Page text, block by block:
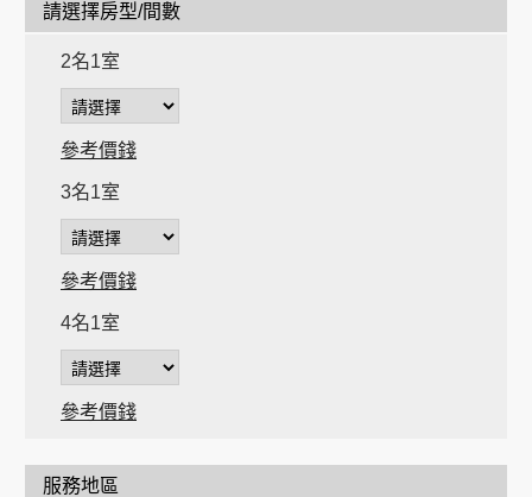
請選擇房型/間數
2名1室
參考價錢
3名1室
參考價錢
4名1室
參考價錢
服務地區